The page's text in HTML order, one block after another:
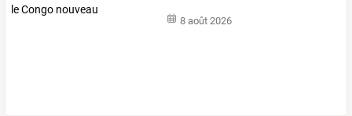
8 août 2026